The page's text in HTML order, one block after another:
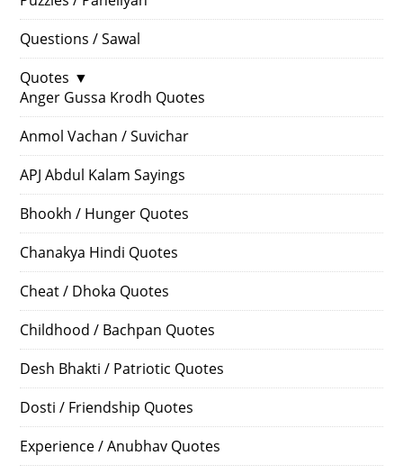
Questions / Sawal
Quotes ▼
Anger Gussa Krodh Quotes
Anmol Vachan / Suvichar
APJ Abdul Kalam Sayings
Bhookh / Hunger Quotes
Chanakya Hindi Quotes
Cheat / Dhoka Quotes
Childhood / Bachpan Quotes
Desh Bhakti / Patriotic Quotes
Dosti / Friendship Quotes
Experience / Anubhav Quotes